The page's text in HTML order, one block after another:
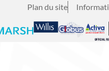
Plan du site